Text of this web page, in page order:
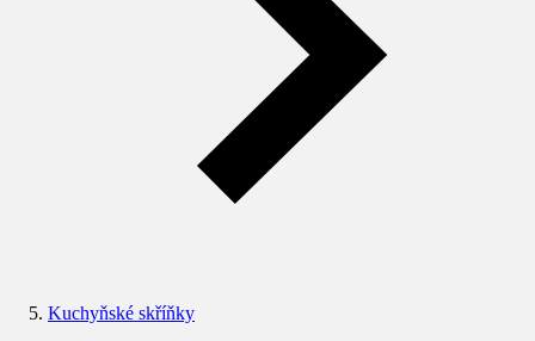
Kuchyňské skříňky